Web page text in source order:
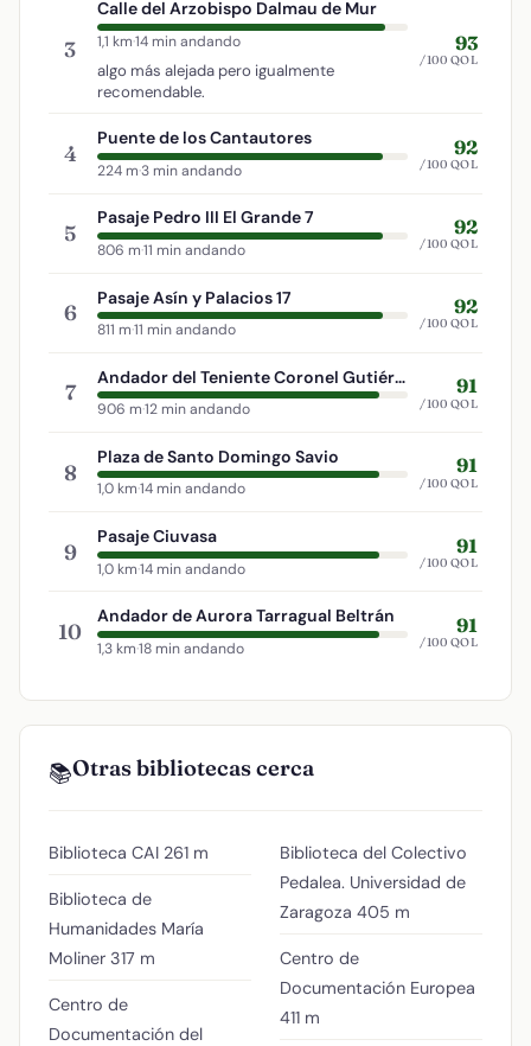
3
Calle del Arzobispo Dalmau de Mur
1,1 km·14 min andando
algo más alejada pero igualmente
recomendable.
93
/100 QOL
4
Puente de los Cantautores
224 m·3 min andando
92
/100 QOL
5
Pasaje Pedro III El Grande 7
806 m·11 min andando
92
/100 QOL
6
Pasaje Asín y Palacios 17
811 m·11 min andando
92
/100 QOL
7
Andador del Teniente Coronel Gutiérrez Mellado
906 m·12 min andando
91
/100 QOL
8
Plaza de Santo Domingo Savio
1,0 km·14 min andando
91
/100 QOL
9
Pasaje Ciuvasa
1,0 km·14 min andando
91
/100 QOL
10
Andador de Aurora Tarragual Beltrán
1,3 km·18 min andando
91
/100 QOL
📚Otras bibliotecas cerca
Biblioteca CAI 261 m
Biblioteca de
Humanidades María
Moliner 317 m
Centro de
Documentación del
Biblioteca del Colectivo
Pedalea. Universidad de
Zaragoza 405 m
Centro de
Documentación Europea
411 m